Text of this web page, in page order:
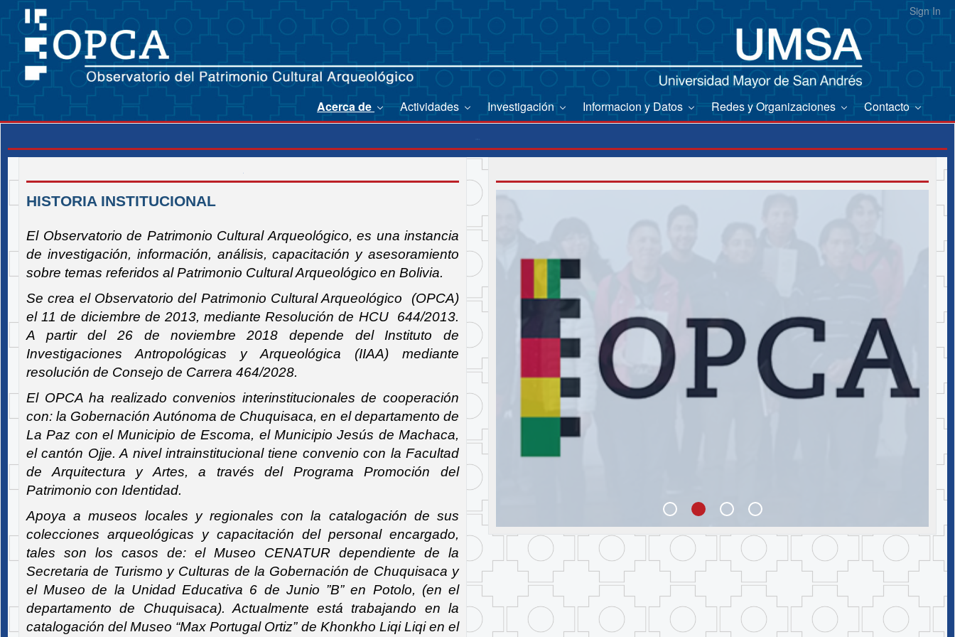
Sign In
Acerca de Actividades Investigación Informacion y Datos Redes y Organizaciones Contacto
HISTORIA INSTITUCIONAL
El Observatorio de Patrimonio Cultural Arqueológico, es una instancia
de investigación, información, análisis, capacitación y asesoramiento
sobre temas referidos al Patrimonio Cultural Arqueológico en Bolivia.
Se crea el Observatorio del Patrimonio Cultural Arqueológico (OPCA)
el 11 de diciembre de 2013, mediante Resolución de HCU 644/2013.
A partir del 26 de noviembre 2018 depende del Instituto de
Investigaciones Antropológicas y Arqueológica (IIAA) mediante
resolución de Consejo de Carrera 464/2028.
El OPCA ha realizado convenios interinstitucionales de cooperación
con: la Gobernación Autónoma de Chuquisaca, en el departamento de
La Paz con el Municipio de Escoma, el Municipio Jesús de Machaca,
el cantón Ojje. A nivel intrainstitucional tiene convenio con la Facultad
de Arquitectura y Artes, a través del Programa Promoción del
Patrimonio con Identidad.
Apoya a museos locales y regionales con la catalogación de sus
colecciones arqueológicas y capacitación del personal encargado,
tales son los casos de: el Museo CENATUR dependiente de la
Secretaria de Turismo y Culturas de la Gobernación de Chuquisaca y
el Museo de la Unidad Educativa 6 de Junio ”B” en Potolo, (en el
departamento de Chuquisaca). Actualmente está trabajando en la
catalogación del Museo “Max Portugal Ortiz” de Khonkho Liqi Liqi en el